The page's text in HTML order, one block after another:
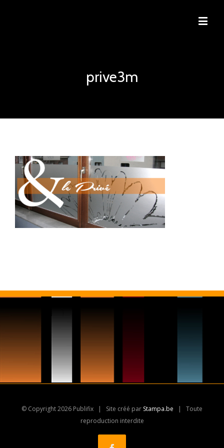
prive3m
© Copyright2026 Publifix | Site créé par Stampa.be | Toute
reproduction interdite